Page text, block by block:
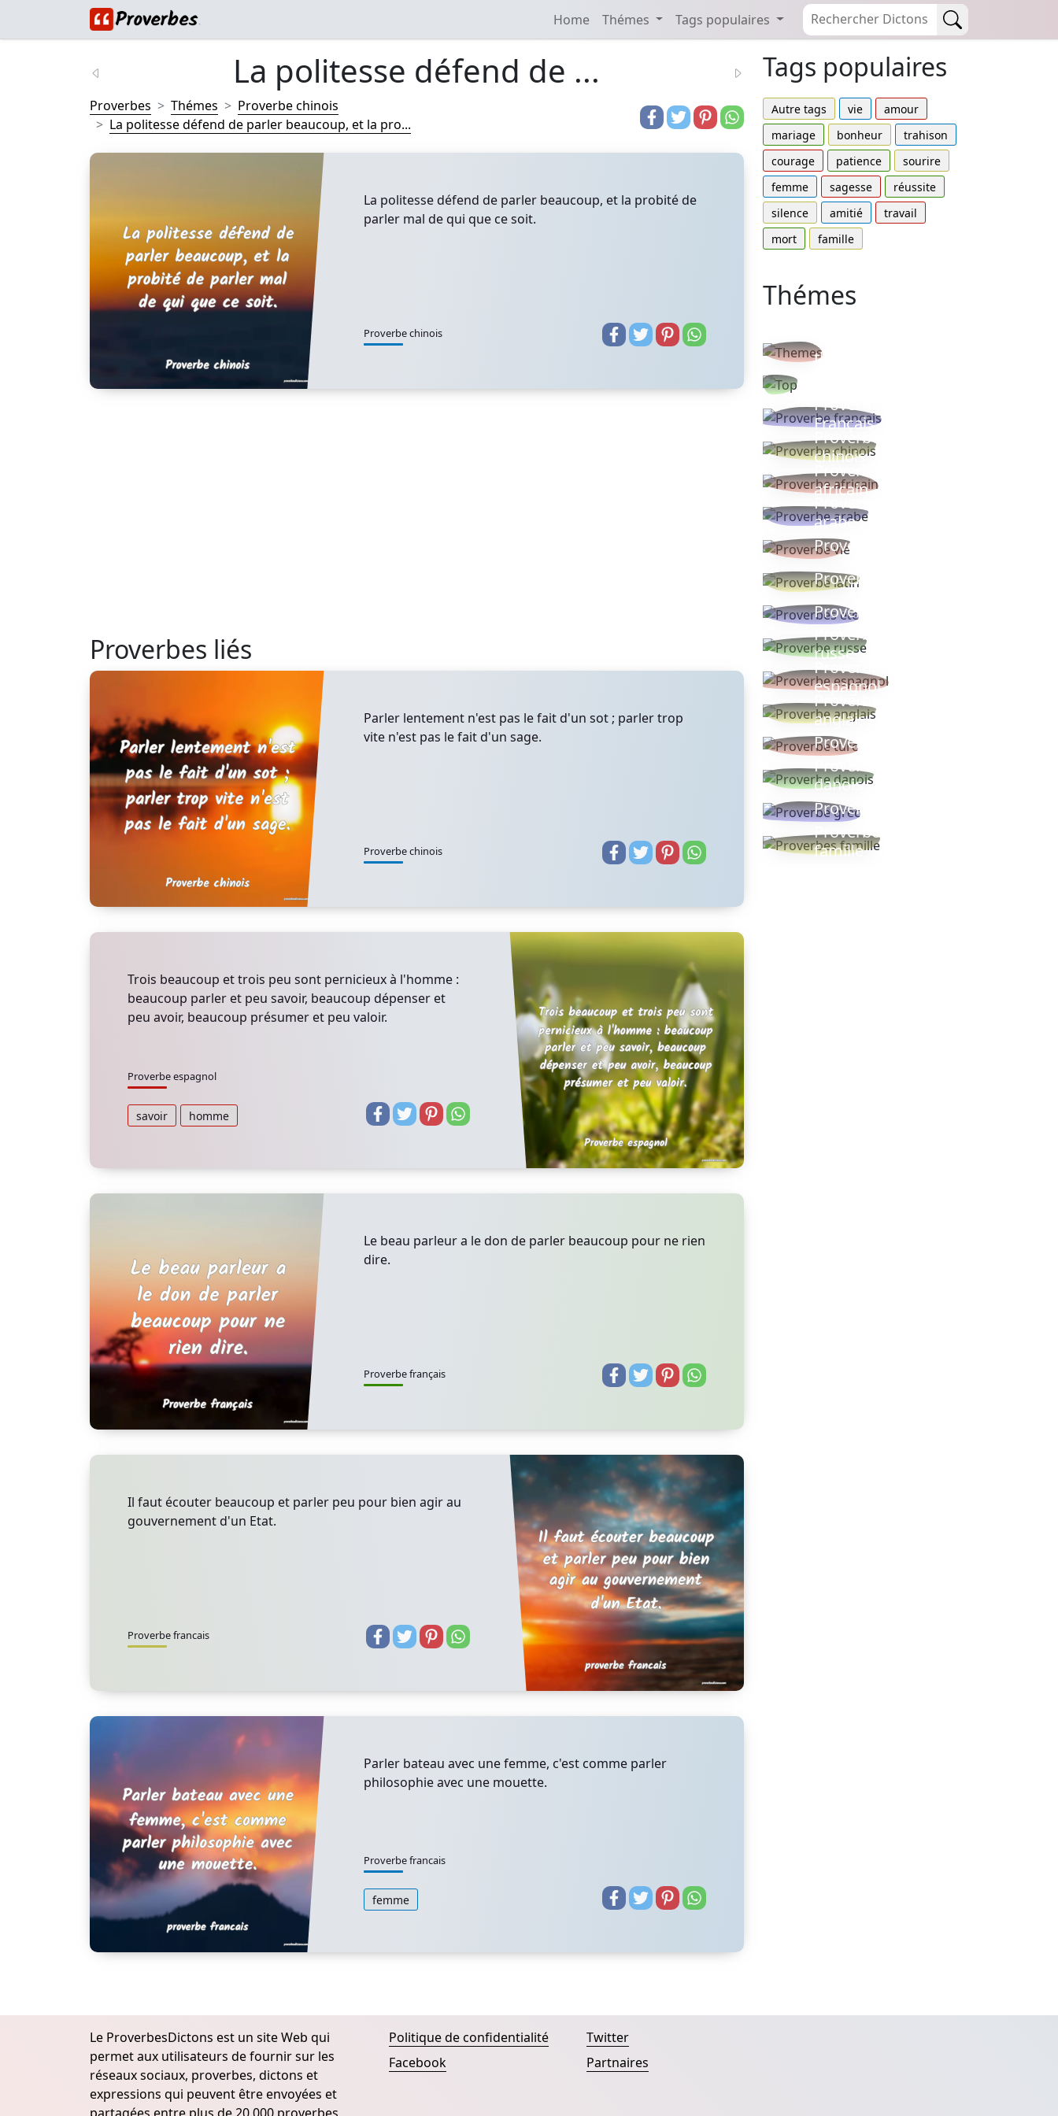
Home Thémes Tags populaires
La politesse défend de ...
Proverbes Thémes
Proverbe chinois
La politesse défend de parler beaucoup, et la pro...
La politesse défend de parler beaucoup, et la probité de
parler mal de qui que ce soit.
Proverbe chinois
Proverbes liés
Parler lentement n'est pas le fait d'un sot ; parler trop
vite n'est pas le fait d'un sage.
Proverbe chinois
Trois beaucoup et trois peu sont pernicieux à l'homme :
beaucoup parler et peu savoir, beaucoup dépenser et
peu avoir, beaucoup présumer et peu valoir.
Proverbe espagnol
savoir homme
Le beau parleur a le don de parler beaucoup pour ne rien
dire.
Proverbe français
Il faut écouter beaucoup et parler peu pour bien agir au
gouvernement d'un Etat.
Proverbe francais
Parler bateau avec une femme, c'est comme parler
philosophie avec une mouette.
Proverbe francais
femme
Tags populaires
Autre tags vie
amour
mariage
bonheur
trahison
courage
patience
sourire
femme
sagesse
réussite
silence
amitié
travail
mort
famille
Thémes
thèmes
Proverbe
Français
Proverbe
chinois
Proverbe
africain
Proverbe
arabe
Proverbe vie
Proverbe latin
Proverbes ete
Proverbe
russe
Proverbe
espagnol
Proverbe
anglais
Proverbe turc
Proverbe
danois
Proverbe grec
Proverbes
famille
Le ProverbesDictons est un site Web qui
permet aux utilisateurs de fournir sur les
réseaux sociaux, proverbes, dictons et
expressions qui peuvent être envoyées et
Politique de confidentialité
Facebook
Twitter
Partnaires